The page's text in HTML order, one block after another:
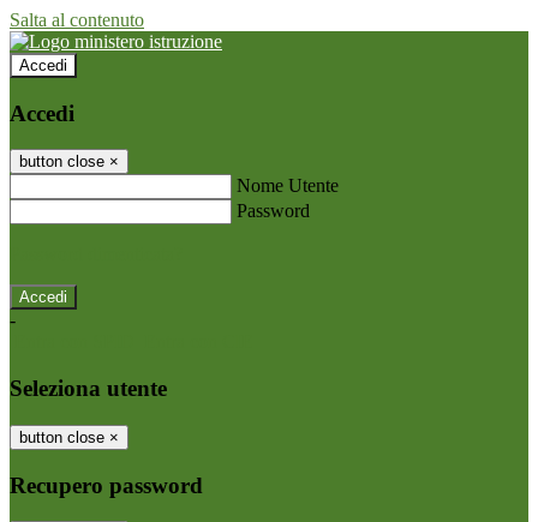
Salta al contenuto
Accedi
Accedi
button close ×
Nome Utente
Password
-
Seleziona utente
button close ×
Recupero password